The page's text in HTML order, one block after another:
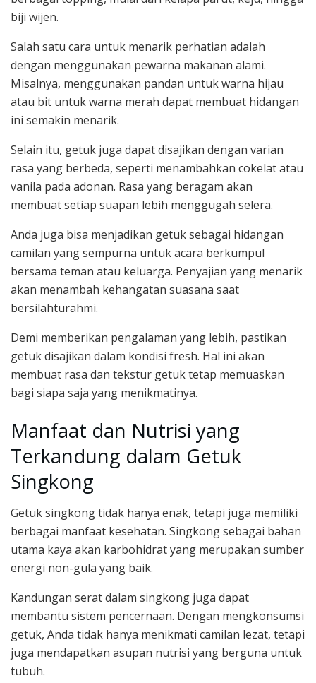
biji wijen.
Salah satu cara untuk menarik perhatian adalah
dengan menggunakan pewarna makanan alami.
Misalnya, menggunakan pandan untuk warna hijau
atau bit untuk warna merah dapat membuat hidangan
ini semakin menarik.
Selain itu, getuk juga dapat disajikan dengan varian
rasa yang berbeda, seperti menambahkan cokelat atau
vanila pada adonan. Rasa yang beragam akan
membuat setiap suapan lebih menggugah selera.
Anda juga bisa menjadikan getuk sebagai hidangan
camilan yang sempurna untuk acara berkumpul
bersama teman atau keluarga. Penyajian yang menarik
akan menambah kehangatan suasana saat
bersilahturahmi.
Demi memberikan pengalaman yang lebih, pastikan
getuk disajikan dalam kondisi fresh. Hal ini akan
membuat rasa dan tekstur getuk tetap memuaskan
bagi siapa saja yang menikmatinya.
Manfaat dan Nutrisi yang
Terkandung dalam Getuk
Singkong
Getuk singkong tidak hanya enak, tetapi juga memiliki
berbagai manfaat kesehatan. Singkong sebagai bahan
utama kaya akan karbohidrat yang merupakan sumber
energi non-gula yang baik.
Kandungan serat dalam singkong juga dapat
membantu sistem pencernaan. Dengan mengkonsumsi
getuk, Anda tidak hanya menikmati camilan lezat, tetapi
juga mendapatkan asupan nutrisi yang berguna untuk
tubuh.